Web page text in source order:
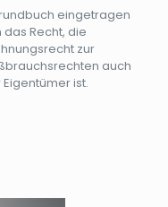
eingetragen
Recht, die
zur
auch
ist.